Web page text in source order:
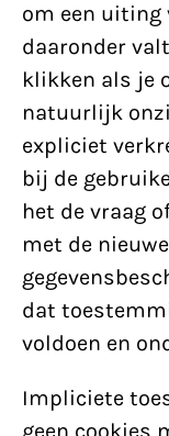
om een uiting
daaronder
klikken als je
natuurlijk
expliciet
bij de
het de vraag
met de
dat
voldoen en
Impliciete